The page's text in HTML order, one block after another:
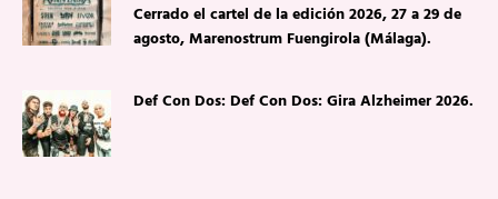
Cerrado el cartel de la edición 2026, 27 a 29 de
agosto, Marenostrum Fuengirola (Málaga).
Def Con Dos: Def Con Dos: Gira Alzheimer 2026.